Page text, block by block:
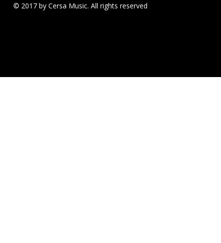
© 2017 by Cersa Music. All rights reserved